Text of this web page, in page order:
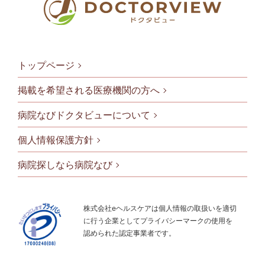
フッタメニ
トップページ
掲載を希望される医療機関の方へ
病院なびドクタビューについて
個人情報保護方針
病院探しなら病院なび
株式会社eヘルスケアは個人情報の取扱いを適切
に行う企業としてプライバシーマークの使用を
認められた認定事業者です。